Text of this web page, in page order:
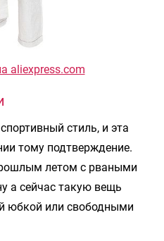
aliexpress.com
стиль, и эта
тому подтверждение.
летом с рваными
а сейчас такую вещь
юбкой или свободными